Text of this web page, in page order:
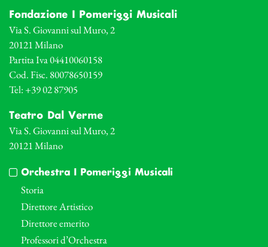
Fondazione I Pomeriggi Musicali
Via S. Giovanni sul Muro, 2
20121 Milano
Partita Iva 04410060158
Cod. Fisc. 80078650159
Tel: +39 02 87905
Teatro Dal Verme
Via S. Giovanni sul Muro, 2
20121 Milano
Orchestra I Pomeriggi Musicali
Storia
Direttore Artistico
Direttore emerito
Professori d’Orchestra